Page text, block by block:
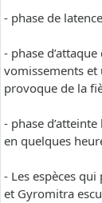
- phase de
- phase
vomissements et
provoque de la
- phase
en quelques
- Les espèces
et Gyromitra